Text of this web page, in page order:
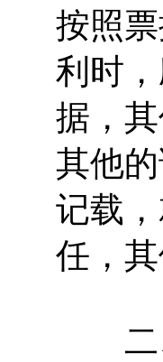
按照
利时
据，
其他
记载
任，
二、